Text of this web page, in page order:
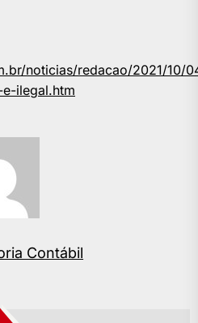
noticias/redacao/2021/10/
ilegal.htm
Contábil